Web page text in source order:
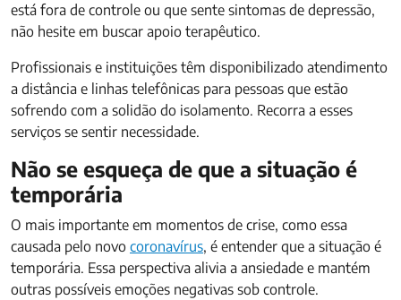
está fora de controle ou que sente sintomas de depressão,
não hesite em buscar apoio terapêutico.
Profissionais e instituições têm disponibilizado atendimento
a distância e linhas telefônicas para pessoas que estão
sofrendo com a solidão do isolamento. Recorra a esses
serviços se sentir necessidade.
Não se esqueça de que a situação é
temporária
O mais importante em momentos de crise, como essa
causada pelo novo coronavírus, é entender que a situação é
temporária. Essa perspectiva alivia a ansiedade e mantém
outras possíveis emoções negativas sob controle.